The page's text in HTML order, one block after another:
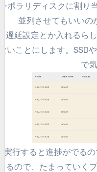
ポラリディスクに割り
並列させてもいいの
遅延設定とか入れるら
いことにします。SSD
で
実行すると進捗がでる
るので、たまっていく